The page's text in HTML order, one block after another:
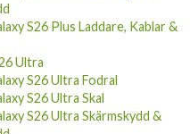
S26 Plus Laddare, Kablar &
Ultra
S26 Ultra Fodral
S26 Ultra Skal
S26 Ultra Skärmskydd &